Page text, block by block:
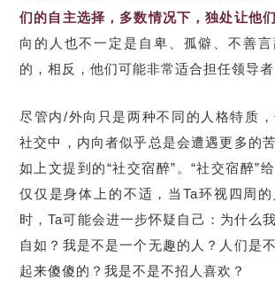
们的自主选择，多数情况下，独处让他
向的人也不一定是自卑、孤僻、不善
的，相反，他们可能非常适合担任领导者
尽管内/外向只是两种不同的人格特质
社交中，内向者似乎总是会遭遇更多的
如上文提到的“社交宿醉”。“社交宿醉”
仅仅是身体上的不适，当Ta环视四周
时，Ta可能会进一步怀疑自己：为什么
自如？我是不是一个无趣的人？人们是
起来傻傻的？我是不是不招人喜欢？